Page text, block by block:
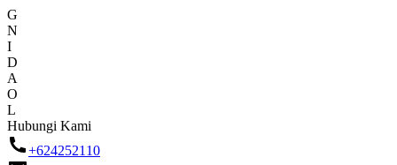
G
N
I
D
A
O
L
Skip
to
content
Hubungi Kami
+624252110